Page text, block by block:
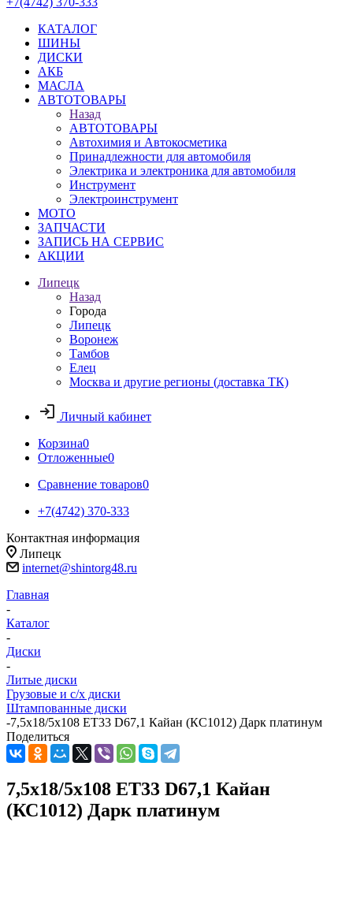
КАТАЛОГ
ШИНЫ
ДИСКИ
АКБ
МАСЛА
АВТОТОВАРЫ
Назад
АВТОТОВАРЫ
Автохимия и Автокосметика
Принадлежности для автомобиля
Электрика и электроника для автомобиля
Инструмент
Электроинструмент
МОТО
ЗАПЧАСТИ
ЗАПИСЬ НА СЕРВИС
АКЦИИ
Липецк
Назад
Города
Липецк
Воронеж
Тамбов
Елец
Москва и другие регионы (доставка ТК)
Личный кабинет
Корзина0
Отложенные0
Сравнение товаров0
+7(4742) 370-333
Контактная информация
Липецк
internet@shintorg48.ru
Главная
-
Каталог
-
Диски
-
Литые диски
Грузовые и с/х диски
Штампованные диски
-7,5x18/5x108 ET33 D67,1 Кайан (КС1012) Дарк платинум
Поделиться
7,5x18/5x108 ET33 D67,1 Кайан
(КС1012) Дарк платинум